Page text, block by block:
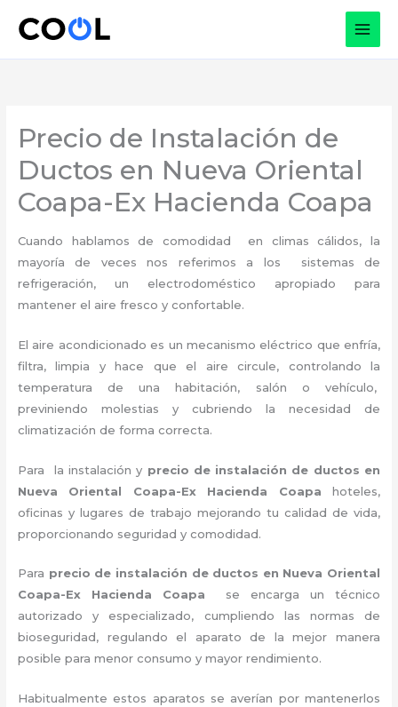
Precio de Instalación de
Ductos en Nueva Oriental
Coapa-Ex Hacienda Coapa
Cuando hablamos de comodidad en climas cálidos, la
mayoría de veces nos referimos a los sistemas de
refrigeración, un electrodoméstico apropiado para
mantener el aire fresco y confortable.
El aire acondicionado es un mecanismo eléctrico que enfría,
filtra, limpia y hace que el aire circule, controlando la
temperatura de una habitación, salón o vehículo,
previniendo molestias y cubriendo la necesidad de
climatización de forma correcta.
Para la instalación y precio de instalación de ductos en
Nueva Oriental Coapa-Ex Hacienda Coapa hoteles,
oficinas y lugares de trabajo mejorando tu calidad de vida,
proporcionando seguridad y comodidad.
Para precio de instalación de ductos en Nueva Oriental
Coapa-Ex Hacienda Coapa
se encarga un técnico
autorizado y especializado, cumpliendo las normas de
bioseguridad, regulando el aparato de la mejor manera
posible para menor consumo y mayor rendimiento.
Habitualmente estos aparatos se averían por mantenerlos